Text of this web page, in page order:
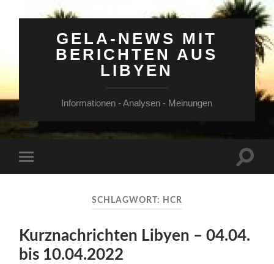
GELA-NEWS MIT
BERICHTEN AUS
LIBYEN
Informationen - Analysen - Meinungen
Menü
SCHLAGWORT: HCR
Kurznachrichten Libyen – 04.04.
bis 10.04.2022